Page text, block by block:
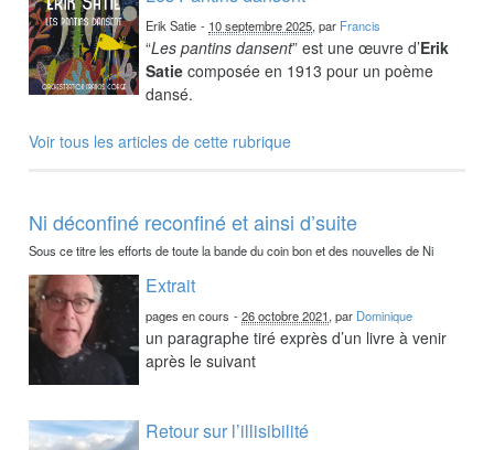
Erik Satie - 10 septembre 2025, par Francis
“Les pantins dansent” est une œuvre d’Erik
Satie composée en 1913 pour un poème
dansé.
Voir tous les articles de cette rubrique
Ni déconfiné reconfiné et ainsi d’suite
Sous ce titre les efforts de toute la bande du coin bon et des nouvelles de Ni
Extrait
pages en cours -26 octobre 2021, par Dominique
un paragraphe tiré exprès d’un livre à venir
après le suivant
Retour sur l’illisibilité